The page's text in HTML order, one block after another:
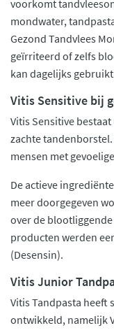
voorkomt
mondwater,
Gezond Tandvlees
geïrriteerd of zelfs
kan dagelijks
Vitis Sensitive bij
Vitis Sensitive
zachte
mensen met
De actieve
meer doorgegeven
over de
producten werden
(Desensin).
Vitis Junior
Vitis Tandpasta heeft
ontwikkeld, namelijk